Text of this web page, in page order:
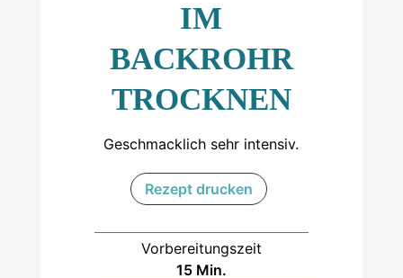
IM
BACKROHR
TROCKNEN
Geschmacklich sehr intensiv.
Rezept drucken
Vorbereitungszeit
15Minuten
Min.